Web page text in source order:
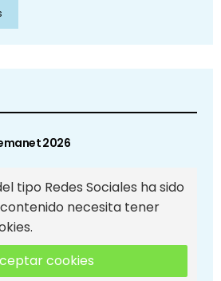
2026
tipo Redes Sociales ha sido
necesita tener
cookies